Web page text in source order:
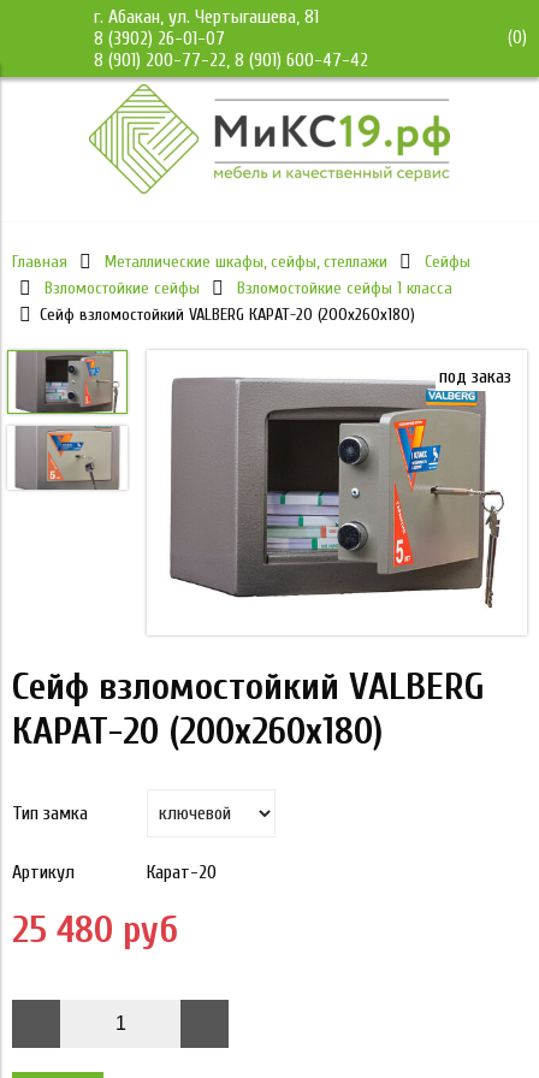
г. Абакан, ул. Чертыгашева, 81
8 (3902) 26-01-07
8 (901) 200-77-22, 8 (901) 600-47-42
(0)
Главная Металлические шкафы, сейфы, стеллажи
Сейфы
Взломостойкие сейфы
Взломостойкие сейфы 1 класса
Сейф взломостойкий VALBERG КАРАТ-20 (200x260x180)
под заказ
Сейф взломостойкий VALBERG
КАРАТ-20 (200x260x180)
Тип замка
Артикул Карат-20
25 480 руб